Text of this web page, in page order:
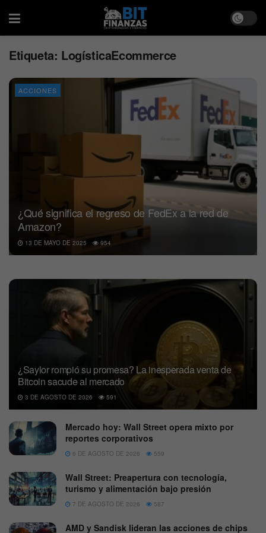
Etiqueta: LogísticaEcommerce
ACCIONES
¿Qué significa el regreso de FedEx a la red de
Amazon?
13 DE MAYO DE 2025 954
¿Saylor rompió su promesa? La inesperada venta de
Bitcoin sacude al mercado
3 DE AGOSTO DE 2026 591
Mercado hoy: Wall Street opera mixto por
reportes corporativos
6 DE AGOSTO DE 2026 559
Wall Street: Preapertura con tecnología,
turismo y alimentación bajo presión
7 DE AGOSTO DE 2026 587
AMD y Sandisk lideran las acciones de chips